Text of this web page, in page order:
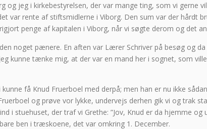
og jeg i kirkebestyrelsen, der var mange ting, som vi gerne
var rente af stiftsmidlerne i Viborg. Den sum var der hårdt
penge af kapitalen i Viborg, når vi søgte derom og det
noget pænere. En aften var Lærer Schriver på besøg og
kunne tænke mig, at der var en mand her i sognet, som
få Knud Fruerboel med derpå; men han er nu ikke
og prøve vor lykke, undervejs derhen gik vi og trak
i stuehuset, der traf vi Grethe: ”Jov, Knud er da hjemme og
ben i træskoene, det var omkring 1. December.